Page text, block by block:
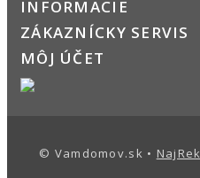
Kuchyne
Regály
INFORMÁCIE
ZÁKAZNÍCKY SERVIS
MÔJ ÚČET
© Vamdomov.sk •